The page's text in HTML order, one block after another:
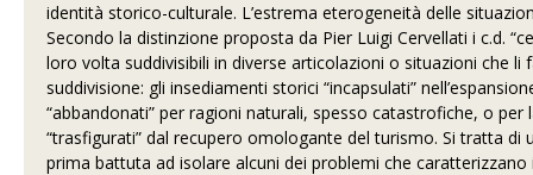
identità storico-culturale. L’estrema eterogeneità delle
Secondo la distinzione proposta da Pier Luigi Cervellati i c.d.
loro volta suddivisibili in diverse articolazioni o situazioni che
suddivisione: gli insediamenti storici “incapsulati”
“abbandonati” per ragioni naturali, spesso catastrofiche, o
“trasfigurati” dal recupero omologante del turismo. Si tratta
prima battuta ad isolare alcuni dei problemi che